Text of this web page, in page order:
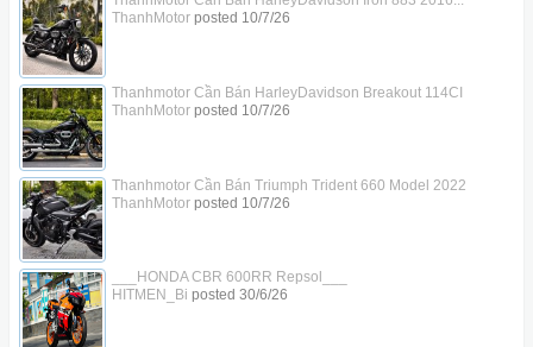
ThanhMotorposted 10/7/26
Thanhmotor Cần Bán HarleyDavidson Breakout 114CI
ThanhMotorposted 10/7/26
Thanhmotor Cần Bán Triumph Trident 660 Model 2022
ThanhMotorposted 10/7/26
___HONDA CBR 600RR Repsol___
HITMEN_Bi posted 30/6/26